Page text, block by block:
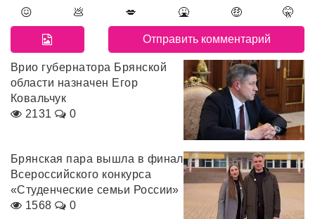
😖 💩 💋 🤮 🤑 🤫
Врио губернатора Брянской
области назначен Егор
Ковальчук
2131
0
Брянская пара вышла в финал
Всероссийского конкурса
«Студенческие семьи России»
1568
0